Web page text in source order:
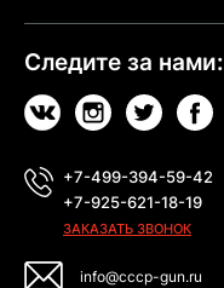
Следите за нами:
+7-499-394-59-42
+7-925-621-18-19
ЗАКАЗАТЬ ЗВОНОК
info@cccp-gun.ru